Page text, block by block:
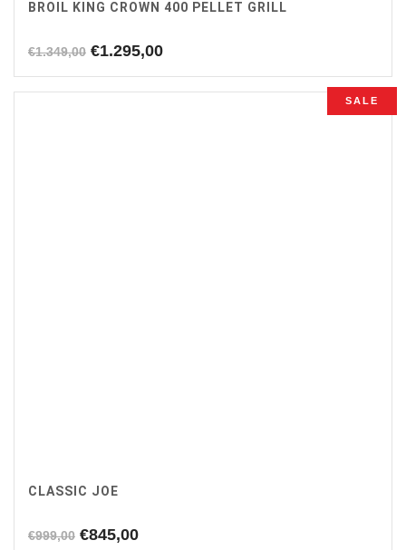
BROIL KING CROWN 400 PELLET GRILL
€1.349,00 Oorspronkelijke
was:
€1.295,00Huidige
is:
SALE
CLASSIC JOE
€999,00 Oorspronkelijke
€845,00Huidige